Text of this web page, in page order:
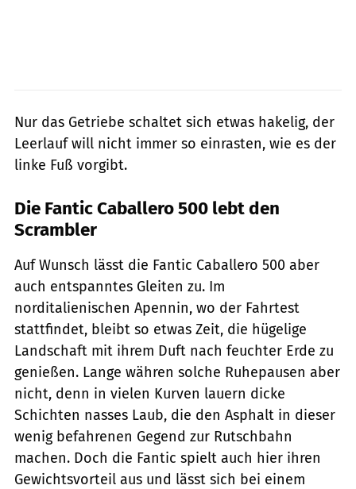
Nur das Getriebe schaltet sich etwas hakelig, der
Leerlauf will nicht immer so einrasten, wie es der
linke Fuß vorgibt.
Die Fantic Caballero 500 lebt den
Scrambler
Auf Wunsch lässt die Fantic Caballero 500 aber
auch entspanntes Gleiten zu. Im
norditalienischen Apennin, wo der Fahrtest
stattfindet, bleibt so etwas Zeit, die hügelige
Landschaft mit ihrem Duft nach feuchter Erde zu
genießen. Lange währen solche Ruhepausen aber
nicht, denn in vielen Kurven lauern dicke
Schichten nasses Laub, die den Asphalt in dieser
wenig befahrenen Gegend zur Rutschbahn
machen. Doch die Fantic spielt auch hier ihren
Gewichtsvorteil aus und lässt sich bei einem